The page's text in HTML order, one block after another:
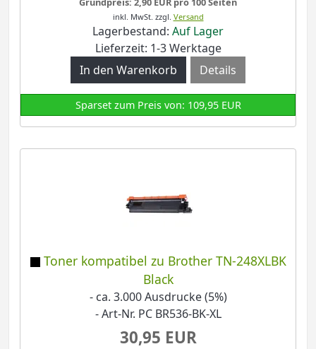
inkl. MwSt. zzgl. Versand
Lagerbestand: Auf Lager
Lieferzeit: 1-3 Werktage
Details
Sparset zum Preis von: 109,95 EUR
Toner kompatibel zu Brother TN-248XLBK
Black
- ca. 3.000 Ausdrucke (5%)
- Art-Nr. PC BR536-BK-XL
30,95 EUR